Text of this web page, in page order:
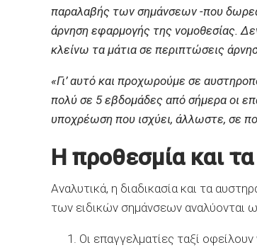
παραλαβής των σημάνσεων -που
άρνηση εφαρμογής της νομοθεσίας.
κλείνω τα μάτια σε περιπτώσεις
«Γι’ αυτό και προχωρούμε σε
πολύ σε 5 εβδομάδες από σήμερα οι
υποχρέωση που ισχύει, άλλωστε, σε
Η προθεσμία και
Αναλυτικά, η διαδικασία και τα
των ειδικών σημάνσεων αναλύονται
Οι επαγγελματίες ταξί